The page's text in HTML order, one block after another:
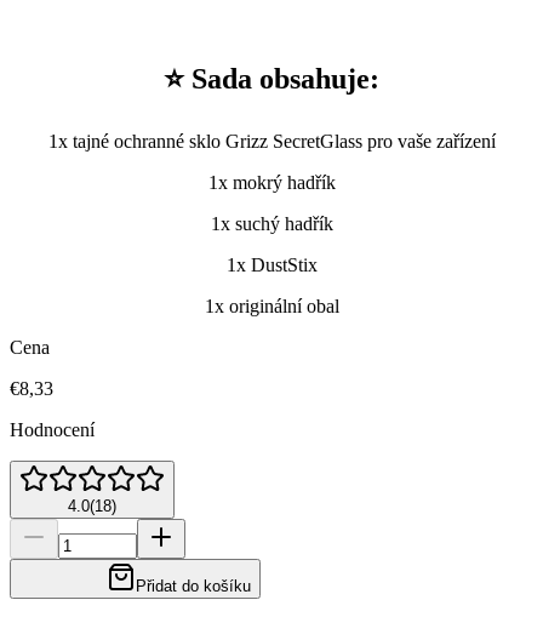
⭐ Sada obsahuje:
1x tajné ochranné sklo Grizz SecretGlass pro vaše zařízení
1x mokrý hadřík
1x suchý hadřík
1x DustStix
1x originální obal
Cena
€8,33
Hodnocení
4.0(18)
Přidat do košíku